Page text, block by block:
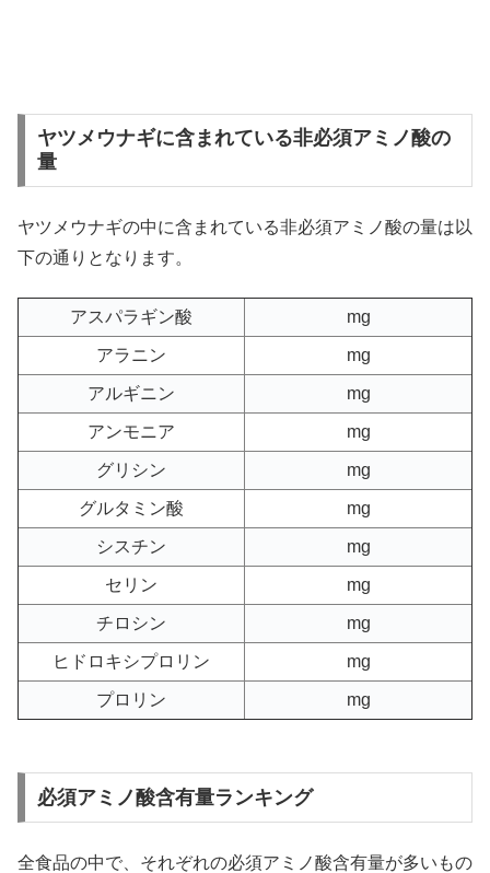
ヤツメウナギに含まれている非必須アミノ酸の
量
ヤツメウナギの中に含まれている非必須アミノ酸の量は以
下の通りとなります。
アスパラギン酸 mg
アラニン mg
アルギニン mg
アンモニア mg
グリシン mg
グルタミン酸 mg
シスチン mg
セリン mg
チロシン mg
ヒドロキシプロリン mg
プロリン mg
必須アミノ酸含有量ランキング
全食品の中で、それぞれの必須アミノ酸含有量が多いもの